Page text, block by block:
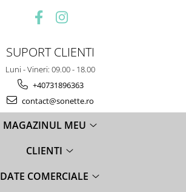
SUPORT CLIENTI
Luni - Vineri: 09.00 - 18.00
+40731896363
contact@sonette.ro
MAGAZINUL MEU
CLIENTI
DATE COMERCIALE